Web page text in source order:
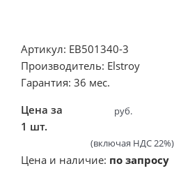
Артикул: EB501340-3
Производитель: Elstroy
Гарантия: 36 мес.
Цена за
1 шт.
руб.
(включая НДС 22%)
Цена и наличие: по запросу